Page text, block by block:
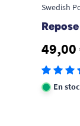
Swedish
49,00
En